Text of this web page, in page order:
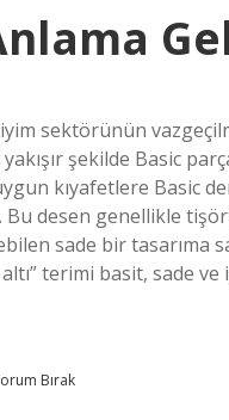
sektörünün
şekilde Basic
kıyafetlere Basic
desen genellikle
sade bir tasarıma
terimi basit, sade
Bırak